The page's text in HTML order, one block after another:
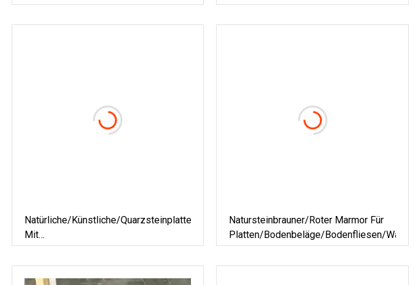
Für
Böden/Wandplatten/Fliesen/Treppen/Mosaik/Waschtischdekoration
Calacatta, Antiker Esstisch Für Zu
Hause
Natürliche/künstliche/Quarzsteinplatte/Fliesenmarmor
Mit
Schwarz/Weiß/Braun/Grau/Beige/Gelb/Rot/Grün
Für Arbeitsplatte/Boden/Wand-
Baumaterial-Lieferantenpreis
Natursteinbrauner/roter Marmor Für
Platten/Bodenbeläge/Bodenfliesen/